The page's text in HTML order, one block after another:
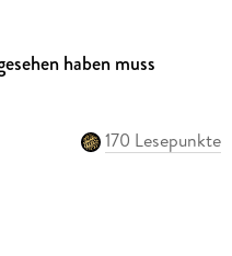
haben muss
170 Lesepunkte